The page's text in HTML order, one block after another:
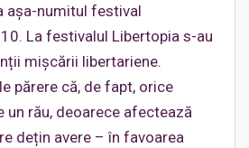
așa-numitul festival
La festivalul Libertopia s-au
mișcării libertariene.
părere că, de fapt, orice
rău, deoarece afectează
dețin avere – în favoarea